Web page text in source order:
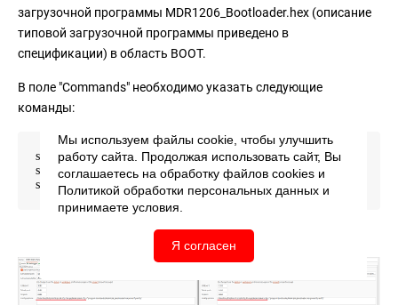
загрузочной программы MDR1206_Bootloader.hex (описание
типовой загрузочной программы приведено в
спецификации) в область BOOT.
В поле "Commands" необходимо указать следующие
команды:
set mem inaccessible-by-default off
set arch riscv:rv32
set remotetimeout 250
Мы используем файлы cookie, чтобы улучшить
работу сайта. Продолжая использовать сайт, Вы
соглашаетесь на обработку файлов cookies и
Политикой обработки персональных данных и
принимаете условия.
Я согласен